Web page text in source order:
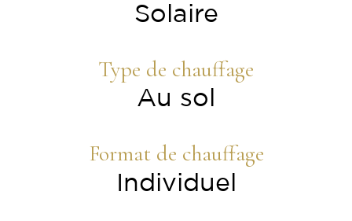
Solaire
Type de chauffage
Au sol
Format de chauffage
Individuel